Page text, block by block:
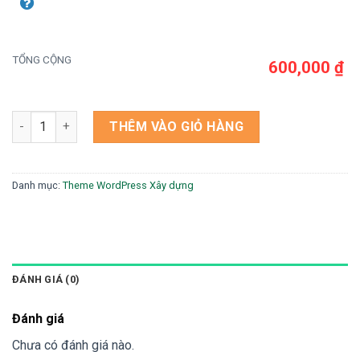
TỔNG CỘNG 600,000 ₫
Theme wordpress công ty xây dựng 02 số lượng
THÊM VÀO GIỎ HÀNG
Danh mục: Theme WordPress Xây dựng
ĐÁNH GIÁ (0)
Đánh giá
Chưa có đánh giá nào.